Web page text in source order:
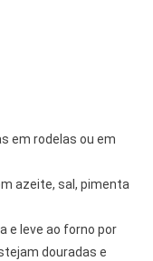
em rodelas ou em
azeite, sal, pimenta
e leve ao forno por
douradas e